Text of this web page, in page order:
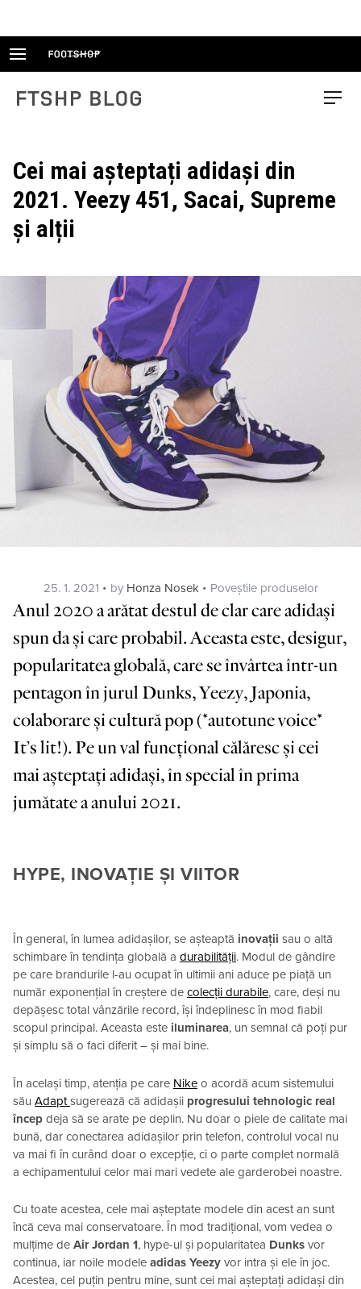
FTSHP blog Menu
Cei mai așteptați adidași din
2021. Yeezy 451, Sacai, Supreme
și alții
Posted
on
25. 1. 2021 by Honza Nosek Categories
Poveștile produselor
Anul 2020 a arătat destul de clar care adidași
spun da și care probabil. Aceasta este, desigur,
popularitatea globală, care se învârtea într-un
pentagon în jurul Dunks, Yeezy, Japonia,
colaborare și cultură pop (*autotune voice*
It’s lit!). Pe un val funcțional călăresc și cei
mai așteptați adidași, în special în prima
jumătate a anului 2021.
HYPE, INOVAȚIE ȘI VIITOR
În general, în lumea adidașilor, se așteaptă inovații sau o altă
schimbare în tendința globală a durabilității. Modul de gândire
pe care brandurile l-au ocupat în ultimii ani aduce pe piață un
număr exponențial în creștere de colecții durabile, care, deși nu
depășesc total vânzările record, își îndeplinesc în mod fiabil
scopul principal. Aceasta este iluminarea, un semnal că poți pur
și simplu să o faci diferit – și mai bine.
În același timp, atenția pe care Nike o acordă acum sistemului
său Adapt sugerează că adidașii progresului tehnologic real
încep deja să se arate pe deplin. Nu doar o piele de calitate mai
bună, dar conectarea adidașilor prin telefon, controlul vocal nu
va mai fi în curând doar o excepție, ci o parte complet normală
a echipamentului celor mai mari vedete ale garderobei noastre.
Cu toate acestea, cele mai așteptate modele din acest an sunt
încă ceva mai conservatoare. În mod tradițional, vom vedea o
mulțime de Air Jordan 1, hype-ul și popularitatea Dunks vor
continua, iar noile modele adidas Yeezy vor intra și ele în joc.
Acestea, cel puțin pentru mine, sunt cei mai așteptați adidași din